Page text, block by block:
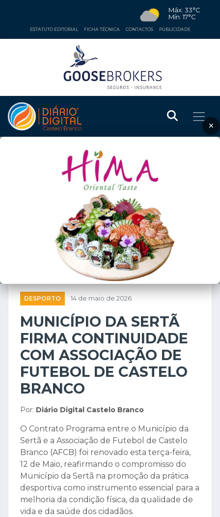
Máx: 33°C
Mín: 17°C
ESTATUTO EDITORIAL FICHA TÉCNICA CONTACTOS PUBLICIDADE
×
DESPORTO 14 de maio de 2026
MUNICÍPIO DA SERTÃ
FIRMA CONTINUIDADE
COM ASSOCIAÇÃO DE
FUTEBOL DE CASTELO
BRANCO
Por: Diário Digital Castelo Branco
O Contrato Programa entre o Município da
Sertã e a Associação de Futebol de Castelo
Branco (AFCB) foi renovado esta terça-feira,
12 de Maio, reafirmando o compromisso do
Município da Sertã na promoção da prática
desportiva como instrumento essencial para a
melhoria da condição física, da qualidade de
vida e da saúde dos cidadãos.